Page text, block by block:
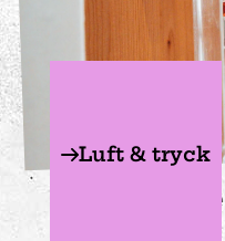
Luft & tryck